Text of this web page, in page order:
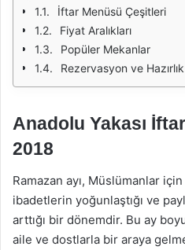
İftar Menüsü Çeşitleri
Fiyat Aralıkları
Popüler Mekanlar
Rezervasyon ve
Anadolu Yakası
2018
Ramazan ayı, Müslümanlar
ibadetlerin yoğunlaştığı ve
arttığı bir dönemdir. Bu ay
aile ve dostlarla bir araya